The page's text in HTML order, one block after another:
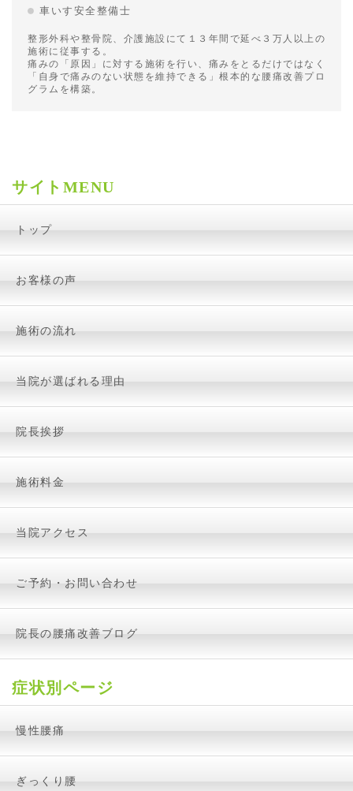
車いす安全整備士
整形外科や整骨院、介護施設にて１３年間で延べ３万人以上の
施術に従事する。
痛みの「原因」に対する施術を行い、痛みをとるだけではなく
「自身で痛みのない状態を維持できる」根本的な腰痛改善プロ
グラムを構築。
サイトMENU
トップ
お客様の声
施術の流れ
当院が選ばれる理由
院長挨拶
施術料金
当院アクセス
ご予約・お問い合わせ
院長の腰痛改善ブログ
症状別ページ
慢性腰痛
ぎっくり腰